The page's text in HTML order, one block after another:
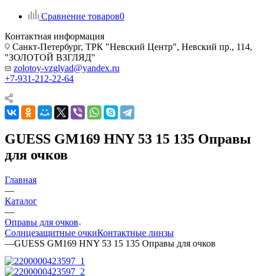
Сравнение товаров0
Контактная информация
Санкт-Петербург, ТРК "Невский Центр", Невский пр., 114,
"ЗОЛОТОЙ ВЗГЛЯД"
zolotoy-vzglyad@yandex.ru
+7-931-212-22-64
GUESS GM169 HNY 53 15 135 Оправы
для очков
Главная
—
Каталог
—
Оправы для очков
Солнцезащитные очкиКонтактные линзы
—GUESS GM169 HNY 53 15 135 Оправы для очков